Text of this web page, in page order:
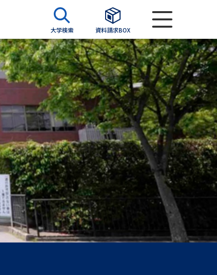
大学検索 資料請求BOX
資料検索
書
願書
過去問題集
留学・進学関連、塾・予備校
の請求
高等学校卒業程度認定試験